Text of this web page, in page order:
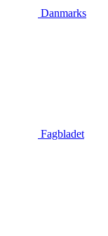
Danmarks
Fagbladet